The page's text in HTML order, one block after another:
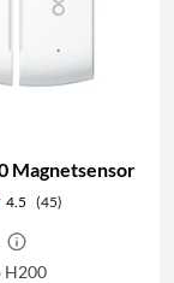
Magnetsensor
4.5 (45)
H200